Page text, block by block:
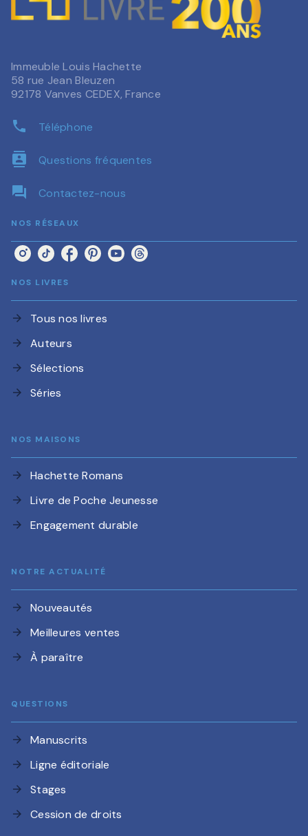
Immeuble Louis Hachette
58 rue Jean Bleuzen
92178 Vanves CEDEX, France
phone Téléphone
contacts Questions fréquentes
question_answer Contactez-nous
NOS RÉSEAUX
NOS LIVRES
arrow_forward Tous nos livres
arrow_forward Auteurs
arrow_forward Sélections
arrow_forward Séries
NOS MAISONS
arrow_forward Hachette Romans
arrow_forward Livre de Poche Jeunesse
arrow_forward Engagement durable
NOTRE ACTUALITÉ
arrow_forward Nouveautés
arrow_forward Meilleures ventes
arrow_forward À paraître
QUESTIONS
arrow_forward Manuscrits
arrow_forward Ligne éditoriale
arrow_forward Stages
arrow_forward Cession de droits